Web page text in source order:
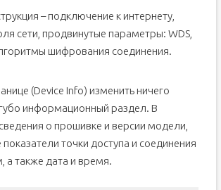
– подключение к интернету,
сети, продвинутые параметры: WDS,
шифрования соединения.
(Device Info) изменить ничего
информационный раздел. В
о прошивке и версии модели,
точки доступа и соединения
а также дата и время.